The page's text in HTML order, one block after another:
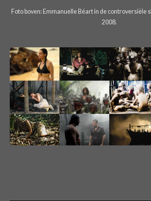
Foto boven: Emmanuelle Béart in de controversiële
2008.